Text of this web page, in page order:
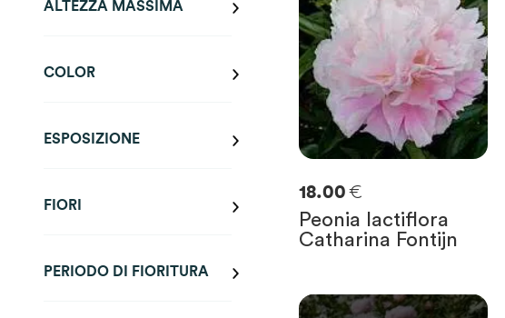
ALTEZZA MASSIMA
COLOR
ESPOSIZIONE
FIORI
PERIODO DI FIORITURA
18.00 €
Peonia lactiflora
Catharina Fontijn
0